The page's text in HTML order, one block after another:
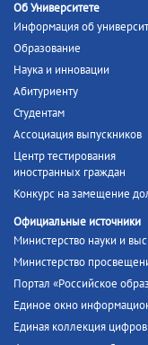
Об Университете
Информация об
Образование
Наука и инновации
Абитуриенту
Студентам
Ассоциация выпускников
Центр тестирования
иностранных граждан
Конкурс на замещение
Официальные источники
Министерство науки и
Министерство
Портал «Российское
Единое окно
Единая коллекция